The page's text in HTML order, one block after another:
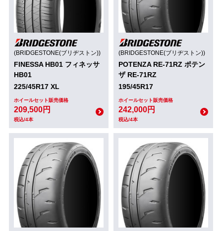
(BRIDGESTONE(ブリヂストン))
FINESSA HB01 フィネッサ
HB01
225/45R17 XL
ホイールセット販売価格
209,500円
税込/4本
(BRIDGESTONE(ブリヂストン))
POTENZA RE-71RZ ポテン
ザ RE-71RZ
195/45R17
ホイールセット販売価格
242,000円
税込/4本